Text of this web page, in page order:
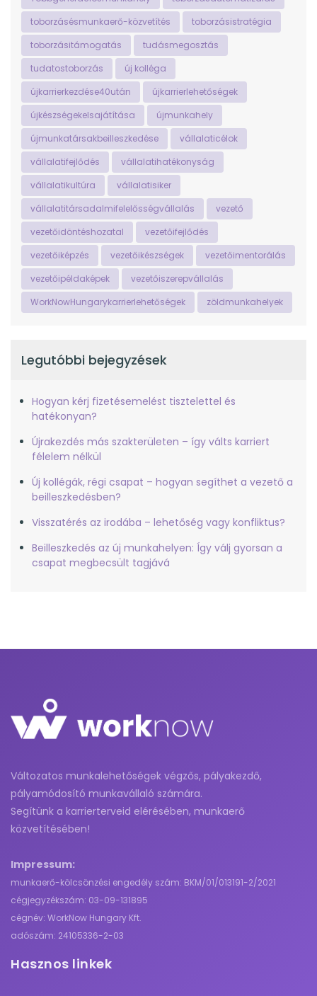
toborzásésmunkaerő-közvetítés
toborzásistratégia
toborzásitámogatás
tudásmegosztás
tudatostoborzás
új kolléga
újkarrierkezdése40után
újkarrierlehetőségek
újkészségekelsajátítása
újmunkahely
újmunkatársakbeilleszkedése
vállalaticélok
vállalatifejlődés
vállalatihatékonyság
vállalatikultúra
vállalatisiker
vállalatitársadalmifelelősségvállalás
vezető
vezetőidöntéshozatal
vezetőifejlődés
vezetőiképzés
vezetőikészségek
vezetőimentorálás
vezetőipéldaképek
vezetőiszerepvállalás
WorkNowHungarykarrierlehetőségek
zöldmunkahelyek
Legutóbbi bejegyzések
Hogyan kérj fizetésemelést tisztelettel és
hatékonyan?
Újrakezdés más szakterületen – így válts karriert
félelem nélkül
Új kollégák, régi csapat – hogyan segíthet a vezető a
beilleszkedésben?
Visszatérés az irodába – lehetőség vagy konfliktus?
Beilleszkedés az új munkahelyen: Így válj gyorsan a
csapat megbecsült tagjává
Változatos munkalehetőségek végzős, pályakezdő,
pályamódosító munkavállaló számára.
Segítünk a karrierterveid elérésében, munkaerő
közvetítésében!
Impressum:
munkaerő-kölcsönzési engedély szám: BKM/01/013191-2/2021
cégjegyzékszám: 03-09-131895
cégnév: WorkNow Hungary Kft.
adószám: 24105336-2-03
Hasznos linkek